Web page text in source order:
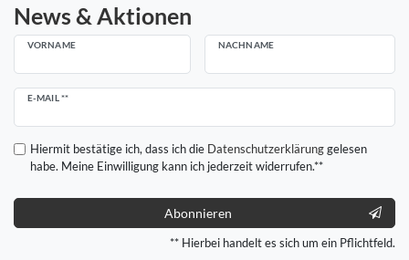
News & Aktionen
VORNAME NACHNAME
E-MAIL **
Newsletter
Hiermit bestätige ich, dass ich die Daten­schutz­erklärunggelesen
habe. Meine Einwilligung kann ich jederzeit widerrufen.**
Abonnieren
** Hierbei handelt es sich um ein Pflichtfeld.